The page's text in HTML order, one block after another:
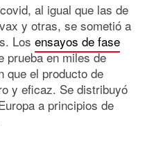
al igual que las de
y otras, se sometió a
Los ensayos de fase
prueba en miles de
que el producto de
y eficaz. Se distribuyó
a principios de